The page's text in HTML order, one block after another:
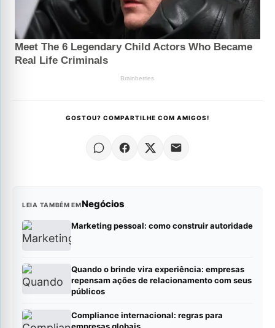
GOSTOU? COMPARTILHE COM AMIGOS!
LEIA TAMBÉM EMNegócios
Marketing pessoal: como construir autoridade
Quando o brinde vira experiência: empresas
repensam ações de relacionamento com seus
públicos
Compliance internacional: regras para